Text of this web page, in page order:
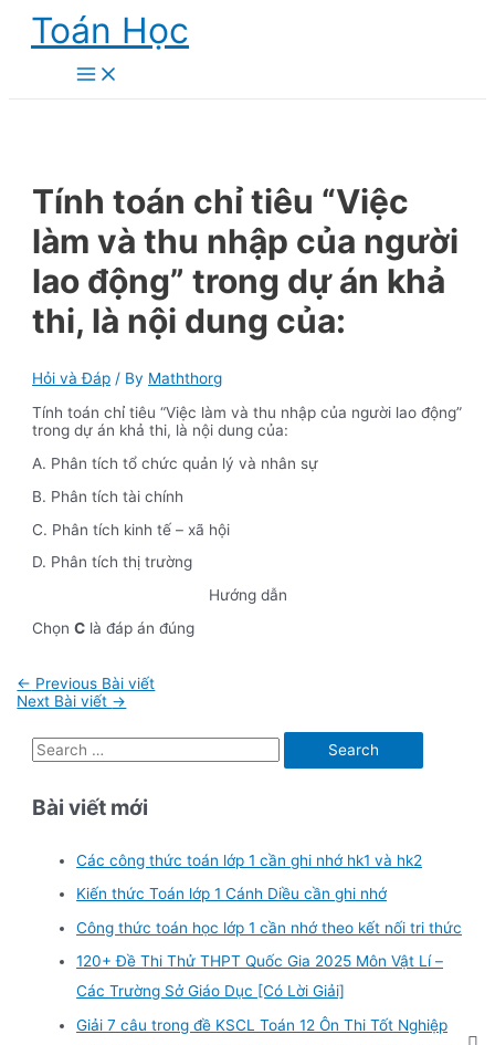
Skip
content
Toán Học
Main
Menu
Tính toán chỉ tiêu “Việc
làm và thu nhập của người
lao động” trong dự án khả
thi, là nội dung của:
Hỏi và Đáp / By Maththorg
Tính toán chỉ tiêu “Việc làm và thu nhập của người lao động”
trong dự án khả thi, là nội dung của:
A. Phân tích tổ chức quản lý và nhân sự
B. Phân tích tài chính
C. Phân tích kinh tế – xã hội
D. Phân tích thị trường
Hướng dẫn
ChọnC là đáp án đúng
Điều
hướng
viết
← Previous Bài viết
Next Bài viết →
S
a
Bài viết mới
Các công thức toán lớp 1 cần ghi nhớ hk1 và hk2
Kiến thức Toán lớp 1 Cánh Diều cần ghi nhớ
Công thức toán học lớp 1 cần nhớ theo kết nối tri thức
120+ Đề Thi Thử THPT Quốc Gia 2025 Môn Vật Lí –
Các Trường Sở Giáo Dục [Có Lời Giải]
Giải 7 câu trong đề KSCL Toán 12 Ôn Thi Tốt Nghiệp